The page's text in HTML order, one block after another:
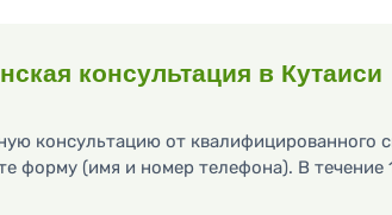
консультация в Кутаиси
консультацию от квалифицированного
форму (имя и номер телефона). В